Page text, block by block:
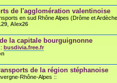
de l'agglomération valentinoise
en sud Rhône Alpes (Drôme et
Alex26
la capitale bourguignonne
busdivia.free.fr
de la région stéphanoise
Rhône-Alpes ::